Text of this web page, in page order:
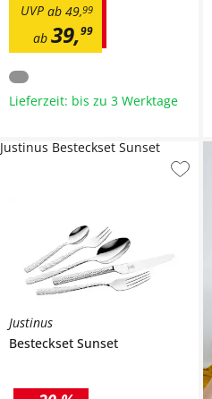
ab 39,99
ab 49,99
UVP
Lieferzeit: bis zu 3 Werktage
Justinus
Besteckset Sunset
Justinus Besteckset Sunset